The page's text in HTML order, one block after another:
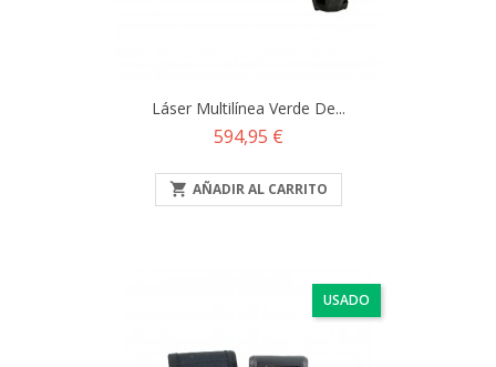
Láser Multilínea Verde De...
Precio
594,95 €
 AÑADIR AL CARRITO
USADO